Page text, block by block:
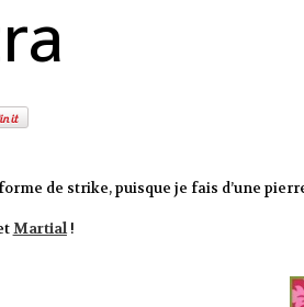
de strike, puisque je fais d’une
Martial!